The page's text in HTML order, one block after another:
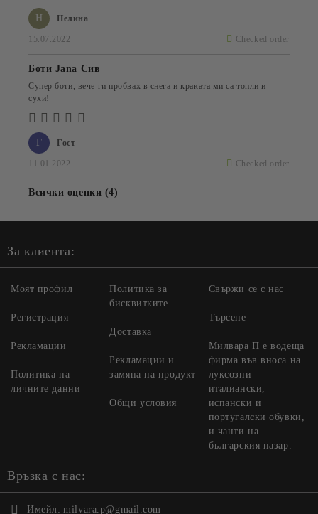
Н Нелина
15.07.2022 Checked order
Г Гост
11.01.2022 Checked order
Боти Jana Сив
Супер боти, вече ги пробвах в снега и краката ми са топли и
сухи!
Всички оценки (4)
За клиента:
Моят профил
Регистрация
Рекламации
Политика на
личните данни
Политика за
бисквитките
Доставка
Рекламации и
замяна на продукт
Общи условия
Свържи се с нас
Търсене
Милвара П е водеща
фирма във вноса на
луксозни
италиански,
испански и
португалски обувки,
и чанти на
българския пазар.
Връзка с нас:
Имейл: milvara.p@gmail.com